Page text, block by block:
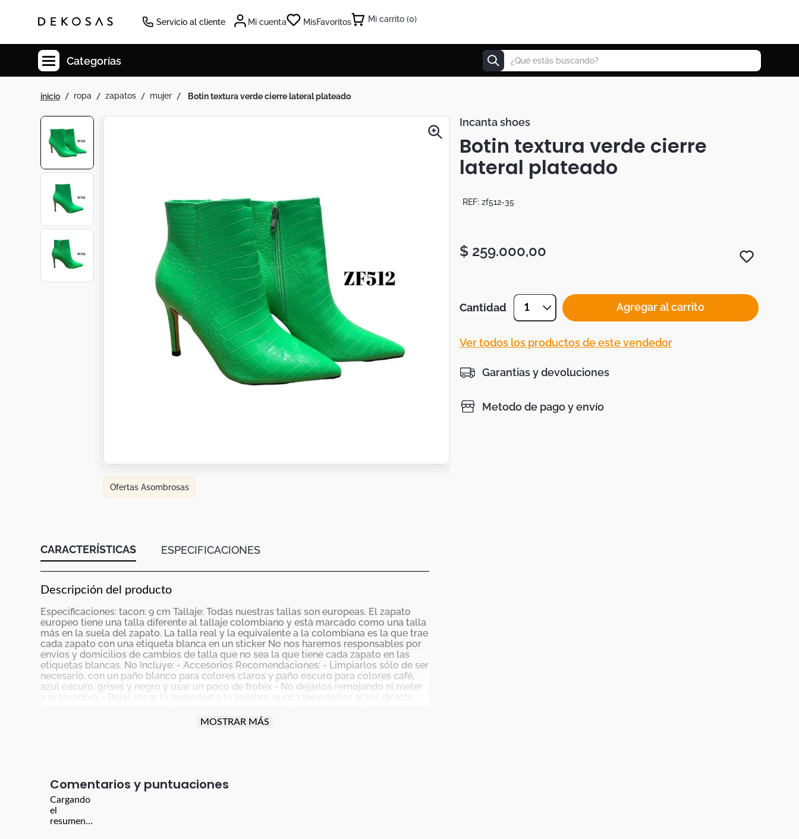
Servicio al cliente Mi cuenta MisFavoritos 0
Categorías ¿Qué estás buscando?
ropa zapatos mujer botin textura verde cierre lateral plateado
Ofertas Asombrosas
CARACTERÍSTICAS ESPECIFICACIONES
Descripción del producto
Especificaciones: tacon: 9 cm Tallaje: Todas nuestras tallas son europeas. El zapato
europeo tiene una talla diferente al tallaje colombiano y está marcado como una talla
más en la suela del zapato. La talla real y la equivalente a la colombiana es la que trae
cada zapato con una etiqueta blanca en un sticker No nos haremos responsables por
envíos y domicilios de cambios de talla que no sea la que tiene cada zapato en las
etiquetas blancas. No Incluye: - Accesorios Recomendaciones: - Limpiarlos sólo de ser
necesario, con un paño blanco para colores claros y paño oscuro para colores café,
azul oscuro, grises y negro y usar un poco de frotex - No dejarlos remojando ni meter
a la lavadora - Dejar secar la humedad a la sombra, nunca exponerlos al sol directo -
actividad para proteger el producto (parte trasera, punta y tacón). - Debes tener
producto real. Los taches y apliques son accesorios de alto cuidado y buen uso por lo
cual NO tienen garantía
MOSTRAR MÁS
Comentarios
Cargando
el
resumen…
Incanta shoes
Botin textura verde cierre
lateral plateado
REF: zf512-35
$ 259.000,00
Cantidad 1 Agregar al carrito
Ver todos los productos de este vendedor
Garantias y devoluciones
Metodo de pago y envío
Cuadros
Cuadro
Sillas
Duvet
Botas
Dko